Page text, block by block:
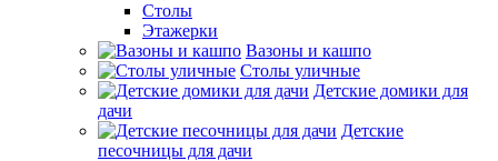
Столы
Этажерки
Вазоны и кашпо
Столы уличные
Детские домики для
дачи
Детские
песочницы для дачи